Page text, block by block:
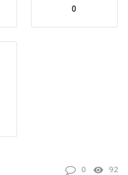
0
0 92